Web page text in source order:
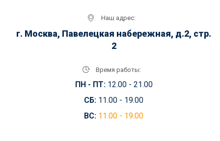
Наш адрес:
г. Москва, Павелецкая набережная, д.2, стр.
2
Время работы:
ПН - ПТ: 12.00 - 21.00
СБ: 11.00 - 19.00
ВС: 11.00 - 19.00